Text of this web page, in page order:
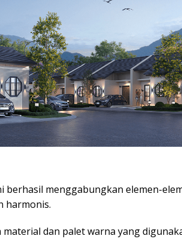
berhasil menggabungkan elemen-
harmonis.
dan palet warna yang